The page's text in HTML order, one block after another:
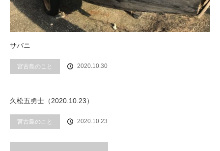
サバニ
宮古島のこと 2020.10.30
久松五勇士（2020.10.23）
宮古島のこと 2020.10.23